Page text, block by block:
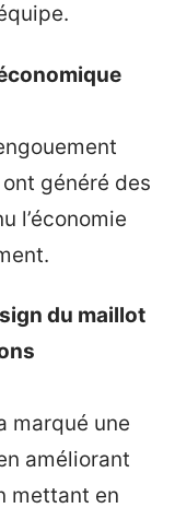
généré des
l’économie
du maillot
marqué une
améliorant
mettant en